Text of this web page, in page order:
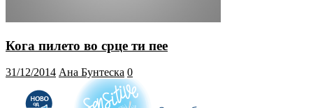
Кога пилето во срце ти пее
31/12/2014 Ана Бунтеска 0